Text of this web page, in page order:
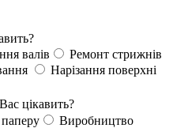
валів
Ремонт стрижнів
Нарізання поверхні
цікавить?
Виробництво